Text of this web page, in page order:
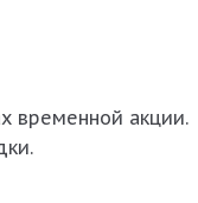
временной акции.